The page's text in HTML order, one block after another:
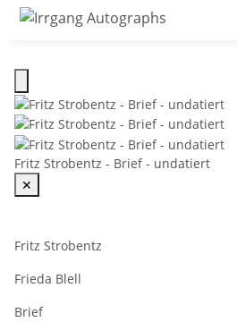
Fritz Strobentz - Brief - undatiert
✕
Fritz Strobentz
Frieda Blell
Brief